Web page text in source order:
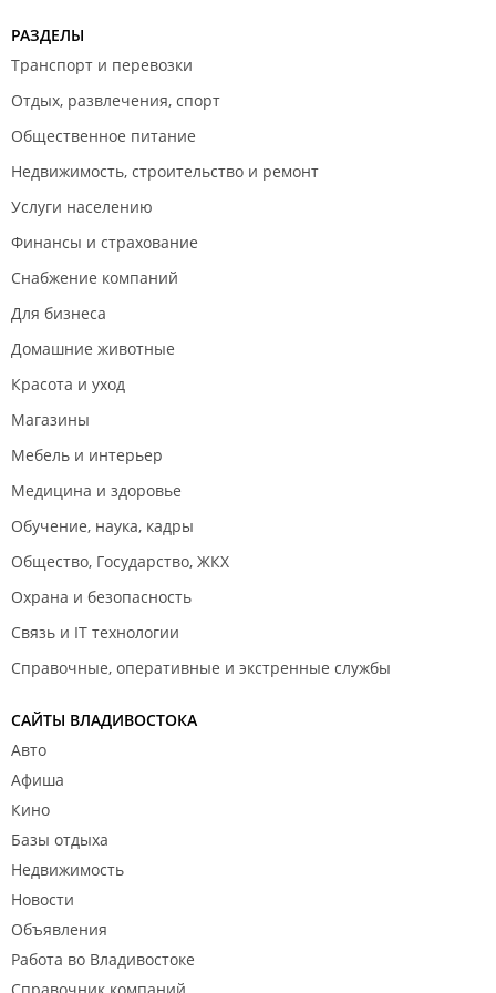
РАЗДЕЛЫ
Транспорт и перевозки
Отдых, развлечения, спорт
Общественное питание
Недвижимость, строительство и ремонт
Услуги населению
Финансы и страхование
Снабжение компаний
Для бизнеса
Домашние животные
Красота и уход
Магазины
Мебель и интерьер
Медицина и здоровье
Обучение, наука, кадры
Общество, Государство, ЖКХ
Охрана и безопасность
Связь и IT технологии
Справочные, оперативные и экстренные службы
САЙТЫ ВЛАДИВОСТОКА
Авто
Афиша
Кино
Базы отдыха
Недвижимость
Новости
Объявления
Работа во Владивостоке